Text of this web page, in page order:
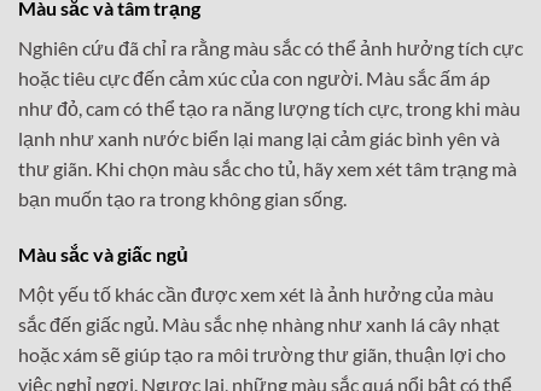
Màu sắc và tâm trạng
Nghiên cứu đã chỉ ra rằng màu sắc có thể ảnh hưởng tích cực
hoặc tiêu cực đến cảm xúc của con người. Màu sắc ấm áp
như đỏ, cam có thể tạo ra năng lượng tích cực, trong khi màu
lạnh như xanh nước biển lại mang lại cảm giác bình yên và
thư giãn. Khi chọn màu sắc cho tủ, hãy xem xét tâm trạng mà
bạn muốn tạo ra trong không gian sống.
Màu sắc và giấc ngủ
Một yếu tố khác cần được xem xét là ảnh hưởng của màu
sắc đến giấc ngủ. Màu sắc nhẹ nhàng như xanh lá cây nhạt
hoặc xám sẽ giúp tạo ra môi trường thư giãn, thuận lợi cho
việc nghỉ ngơi. Ngược lại, những màu sắc quá nổi bật có thể